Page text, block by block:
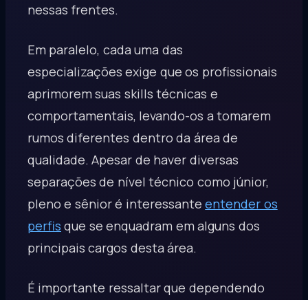
nessas frentes.
Em paralelo, cada uma das
especializações exige que os profissionais
aprimorem suas skills técnicas e
comportamentais, levando-os a tomarem
rumos diferentes dentro da área de
qualidade. Apesar de haver diversas
separações de nível técnico como júnior,
pleno e sênior é interessanteentender os
perfis que se enquadram em alguns dos
principais cargos desta área.
É importante ressaltar que dependendo